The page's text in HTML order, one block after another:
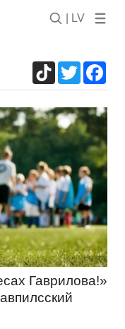
| LV
TikTokTwitter
Гаврилова!»